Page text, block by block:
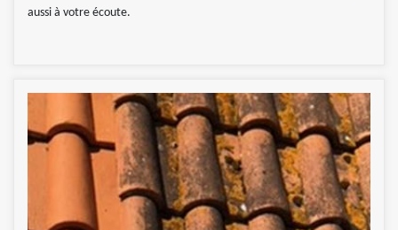
aussi à votre écoute.